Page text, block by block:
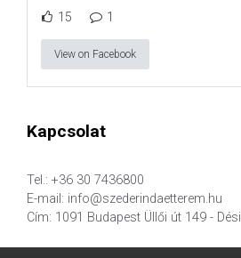
15 1
View on Facebook
Kapcsolat
Tel.: +36 30 7436800
E-mail: info@szederindaetterem.hu
Cím: 1091 Budapest Üllői út 149 -